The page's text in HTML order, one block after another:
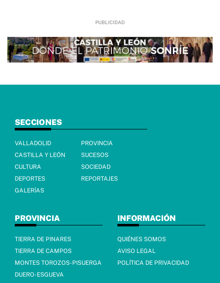
SECCIONES
VALLADOLID
PROVINCIA
CASTILLA Y LEÓN
SUCESOS
CULTURA
SOCIEDAD
DEPORTES
REPORTAJES
GALERÍAS
PROVINCIA
TIERRA DE PINARES
TIERRA DE CAMPOS
MONTES TOROZOS-PISUERGA
DUERO-ESGUEVA
INFORMACIÓN
QUIÉNES SOMOS
AVISO LEGAL
POLÍTICA DE PRIVACIDAD